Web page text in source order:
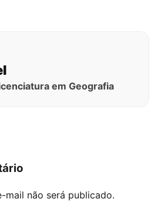
em Geografia
mail não será publicado.